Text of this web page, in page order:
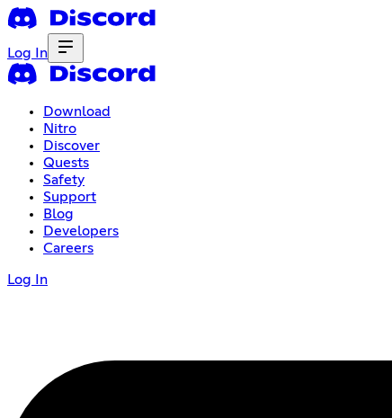
Log In
Download
Nitro
Discover
Quests
Safety
Support
Blog
Developers
Careers
Log In